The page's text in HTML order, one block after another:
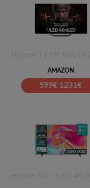
AMAZON
599€ 1231€